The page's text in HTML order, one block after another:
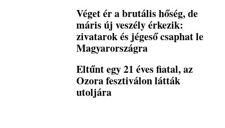
Véget ér a brutális hőség, de
máris új veszély érkezik:
zivatarok és jégeső csaphat le
Magyarországra
Eltűnt egy 21 éves fiatal, az
Ozora fesztiválon látták
utoljára